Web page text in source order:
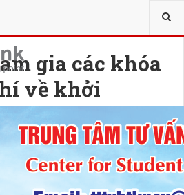
gia các khóa
về khởi
doanh với
kế thời trang
3583